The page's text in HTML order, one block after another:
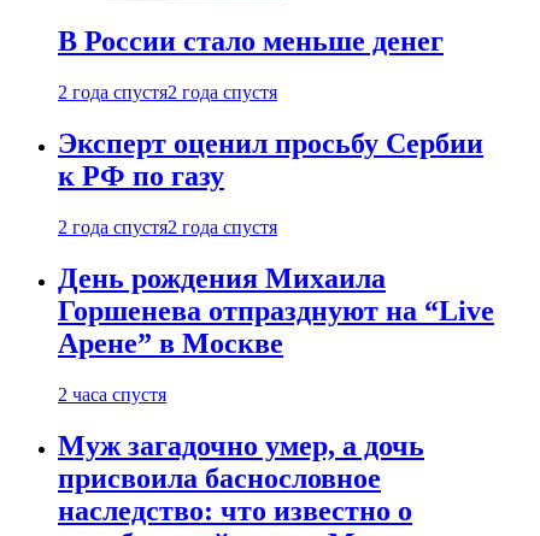
В России стало меньше денег
2 года спустя2 года спустя
Эксперт оценил просьбу Сербии
к РФ по газу
2 года спустя2 года спустя
День рождения Михаила
Горшенева отпразднуют на “Live
Арене” в Москве
2 часа спустя
Муж загадочно умер, а дочь
присвоила баснословное
наследство: что известно о